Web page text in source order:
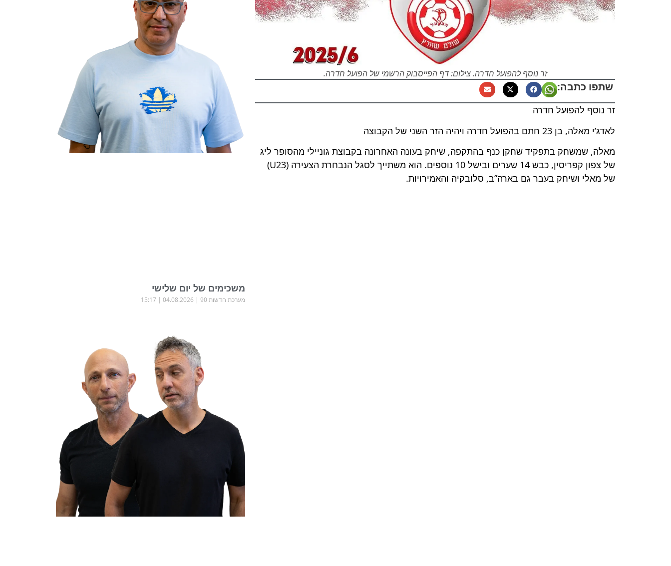
זר נוסף להפועל חדרה. צילום: דף הפייסבוק הרשמי של הפועל חדרה.
שתפו כתבה:
זר נוסף להפועל חדרה
לאדג’י מאלה, בן 23 חתם בהפועל חדרה ויהיה הזר השני של הקבוצה
מאלה, שמשחק בתפקיד שחקן כנף בהתקפה, שיחק בעונה האחרונה בקבוצת גוניילי מהסופר ליג
של צפון קפריסין, כבש 14 שערים ובישל 10 נוספים. הוא משתייך לסגל הנבחרת הצעירה (U23)
של מאלי ושיחק בעבר גם בארה”ב, סלובקיה והאמירויות.
משכימים של יום שלישי
מערכת חדשות 90